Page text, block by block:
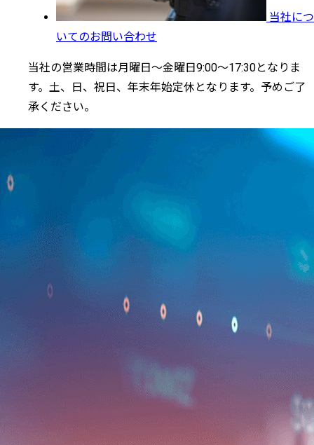
当社につ
いてのお問い合わせ
当社の営業時間は月曜日～金曜日9:00～17:30となりま
す。土、日、祝日、年末年始定休となります。予めご了
承ください。